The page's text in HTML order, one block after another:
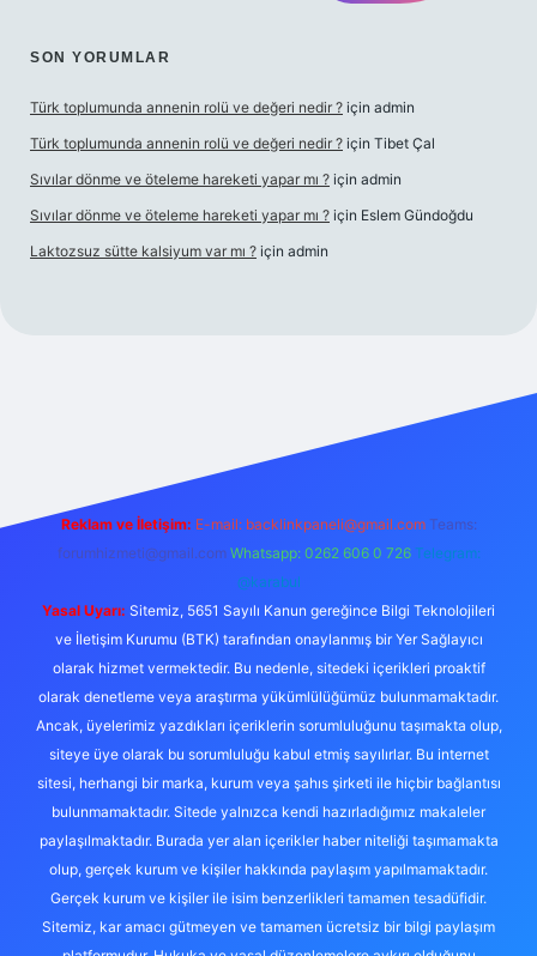
SON YORUMLAR
Türk toplumunda annenin rolü ve değeri nedir ? için admin
Türk toplumunda annenin rolü ve değeri nedir ? için Tibet Çal
Sıvılar dönme ve öteleme hareketi yapar mı ? için admin
Sıvılar dönme ve öteleme hareketi yapar mı ? için Eslem Gündoğdu
Laktozsuz sütte kalsiyum var mı ? için admin
Reklam ve İletişim: E-mail: backlinkpaneli@gmail.com Teams:
forumhizmeti@gmail.com Whatsapp: 0262 606 0 726 Telegram:
@karabul
Yasal Uyarı: Sitemiz, 5651 Sayılı Kanun gereğince Bilgi Teknolojileri
ve İletişim Kurumu (BTK) tarafından onaylanmış bir Yer Sağlayıcı
olarak hizmet vermektedir. Bu nedenle, sitedeki içerikleri proaktif
olarak denetleme veya araştırma yükümlülüğümüz bulunmamaktadır.
Ancak, üyelerimiz yazdıkları içeriklerin sorumluluğunu taşımakta olup,
siteye üye olarak bu sorumluluğu kabul etmiş sayılırlar. Bu internet
sitesi, herhangi bir marka, kurum veya şahıs şirketi ile hiçbir bağlantısı
bulunmamaktadır. Sitede yalnızca kendi hazırladığımız makaleler
paylaşılmaktadır. Burada yer alan içerikler haber niteliği taşımamakta
olup, gerçek kurum ve kişiler hakkında paylaşım yapılmamaktadır.
Gerçek kurum ve kişiler ile isim benzerlikleri tamamen tesadüfidir.
Sitemiz, kar amacı gütmeyen ve tamamen ücretsiz bir bilgi paylaşım